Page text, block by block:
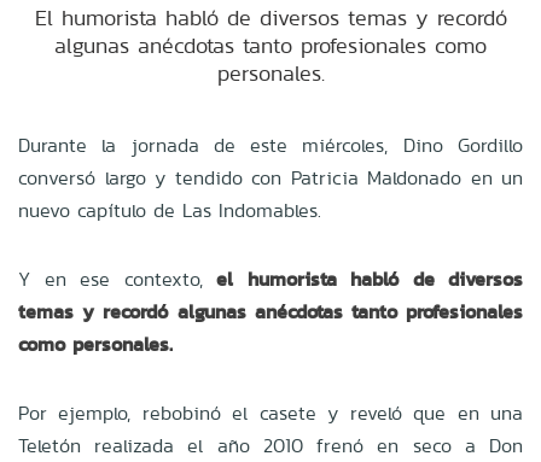
El humorista habló de diversos temas y recordó
algunas anécdotas tanto profesionales como
personales.
Durante la jornada de este miércoles, Dino Gordillo
conversó largo y tendido con Patricia Maldonado en un
nuevo capítulo de Las Indomables.
Y en ese contexto, el humorista habló de diversos
temas y recordó algunas anécdotas tanto profesionales
como personales.
Por ejemplo, rebobinó el casete y reveló que en una
Teletón realizada el año 2010 frenó en seco a Don